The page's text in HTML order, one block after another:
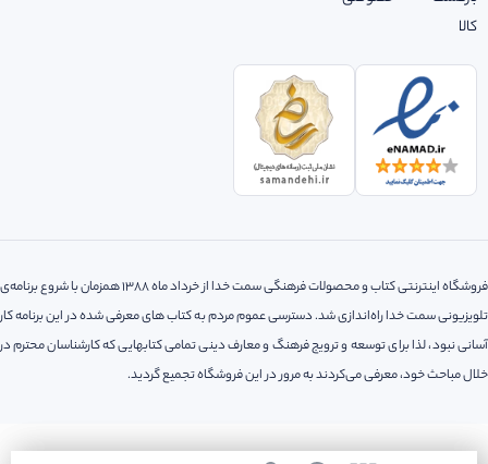
کالا
فروشگاه اینترنتی کتاب و محصولات فرهنگی سمت خدا از خرداد ماه 1388 همزمان با شروع برنامه‌ی
تلویزیونی سمت خدا راه‌اندازی شد. دسترسی عموم مردم به کتاب های معرفی شده در این برنامه کار
آسانی نبود، لذا‌ برای توسعه و ترویج فرهنگ و معارف دینی تمامی کتابهایی که کارشناسان محترم در
خلال مباحث خود، معرفی می‌کردند به مرور در این فروشگاه تجمیع گردید.
کلیه حقوق مادی و معنوی این سایت متعلق به فروشگاه اینترنتی سمت خدا می باشد.